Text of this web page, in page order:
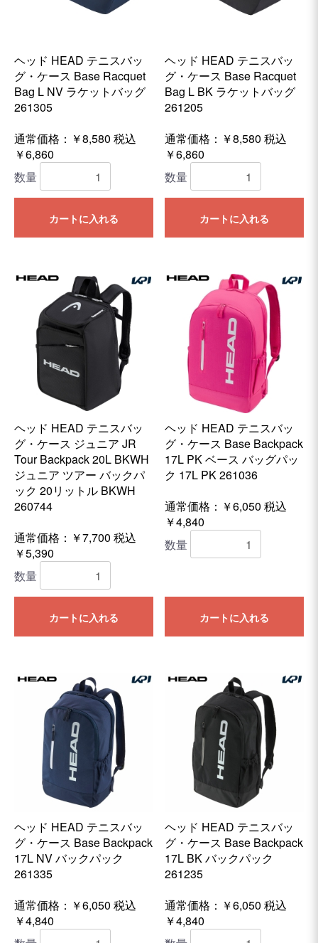
ヘッド HEAD テニスバッ
グ・ケース Base Racquet
Bag L NV ラケットバッグ
261305
通常価格：￥8,580 税込
￥6,860
数量
カートに入れる
ヘッド HEAD テニスバッ
グ・ケース Base Racquet
Bag L BK ラケットバッグ
261205
通常価格：￥8,580 税込
￥6,860
数量
カートに入れる
ヘッド HEAD テニスバッ
グ・ケース ジュニア JR
Tour Backpack 20L BKWH
ジュニア ツアー バックパ
ック 20リットル BKWH
260744
通常価格：￥7,700 税込
￥5,390
数量
カートに入れる
ヘッド HEAD テニスバッ
グ・ケース Base Backpack
17L PK ベース バッグパッ
ク 17L PK 261036
通常価格：￥6,050 税込
￥4,840
数量
カートに入れる
ヘッド HEAD テニスバッ
グ・ケース Base Backpack
17L NV バックパック
261335
通常価格：￥6,050 税込
￥4,840
ヘッド HEAD テニスバッ
グ・ケース Base Backpack
17L BK バックパック
261235
通常価格：￥6,050 税込
￥4,840